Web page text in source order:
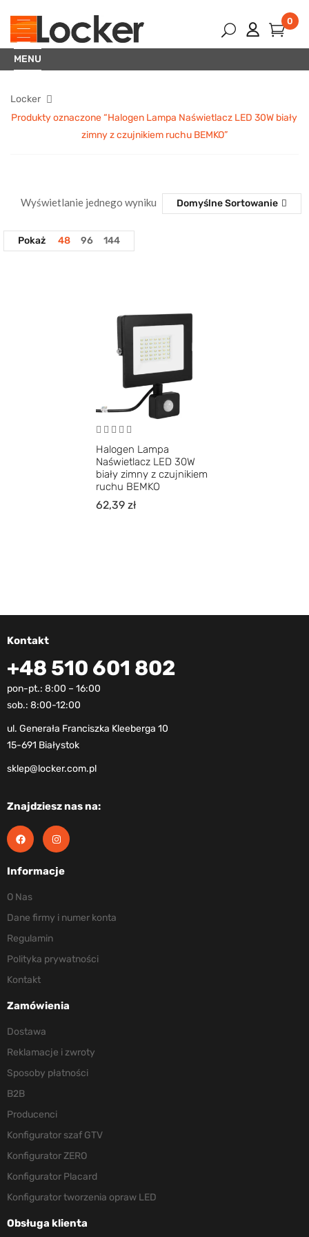
0
MENU
Locker
Produkty oznaczone “Halogen Lampa Naświetlacz LED 30W biały
zimny z czujnikiem ruchu BEMKO”
Wyświetlanie jednego wyniku Domyślne Sortowanie
Pokaż 48 96 144
Halogen Lampa
Naświetlacz LED 30W
biały zimny z czujnikiem
ruchu BEMKO
62,39zł
Kontakt
+48 510 601 802
pon-pt.: 8:00 – 16:00
sob.: 8:00-12:00
ul. Generała Franciszka Kleeberga 10
15-691 Białystok
sklep@locker.com.pl
Znajdziesz nas na:
Informacje
O Nas
Dane firmy i numer konta
Regulamin
Polityka prywatności
Kontakt
Zamówienia
Dostawa
Reklamacje i zwroty
Sposoby płatności
B2B
Producenci
Konfigurator szaf GTV
Konfigurator ZERO
Konfigurator Placard
Konfigurator tworzenia opraw LED
Obsługa klienta